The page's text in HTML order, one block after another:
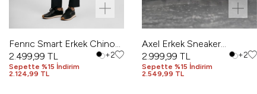
Fenrıc Smart Erkek Chino
Pantolon Slim Fit Siyah
2.499,99 TL
Sepette %15 İndirim
2.124,99 TL
+2
Axel Erkek Sneaker
Ayakkabı Gri
2.999,99 TL
Sepette %15 İndirim
2.549,99 TL
+2